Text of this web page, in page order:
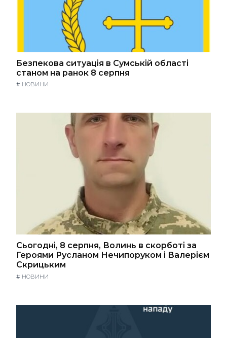
Безпекова ситуація в Сумській області
станом на ранок 8 серпня
# НОВИНИ
Сьогодні, 8 серпня, Волинь в скорботі за
Героями Русланом Нечипоруком і Валерієм
Скрицьким
# НОВИНИ